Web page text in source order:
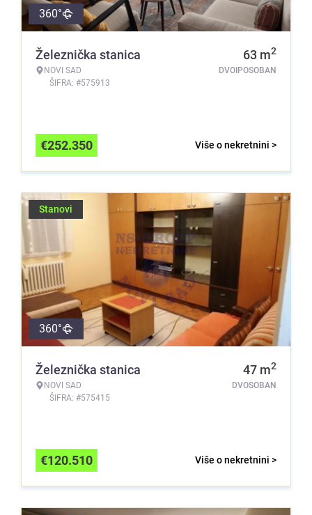
360°
Železnička stanica
NOVI SAD
ŠIFRA: #575913
63 m2
DVOIPOSOBAN
Više o nekretnini >
€252.350
Stanovi
360°
Železnička stanica
NOVI SAD
ŠIFRA: #575415
47 m2
DVOSOBAN
Više o nekretnini >
€120.510